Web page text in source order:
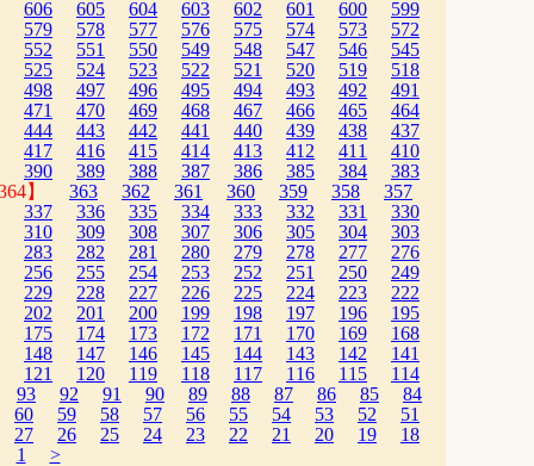
606 605 604 603 602 601 600
599
579 578 577 576 575 574 573
572
552 551 550 549 548 547 546
545
525 524 523 522 521 520 519
518
498 497 496 495 494 493 492
491
471 470 469 468 467 466 465
464
444 443 442 441 440 439 438
437
417 416 415 414 413 412 411
410
390 389 388 387 386 385 384
383
】 363 362 361 360 359 358
357
337 336 335 334 333 332 331
330
310 309 308 307 306 305 304
303
283 282 281 280 279 278 277
276
256 255 254 253 252 251 250
249
229 228 227 226 225 224 223
222
202 201 200 199 198 197 196
195
175 174 173 172 171 170 169
168
148 147 146 145 144 143 142
141
121 120 119 118 117 116 115
114
93 92 91 90 89 88 87 86 85
84
60 59 58 57 56 55 54 53 52
51
27 26 25 24 23 22 21 20 19
18
1 >